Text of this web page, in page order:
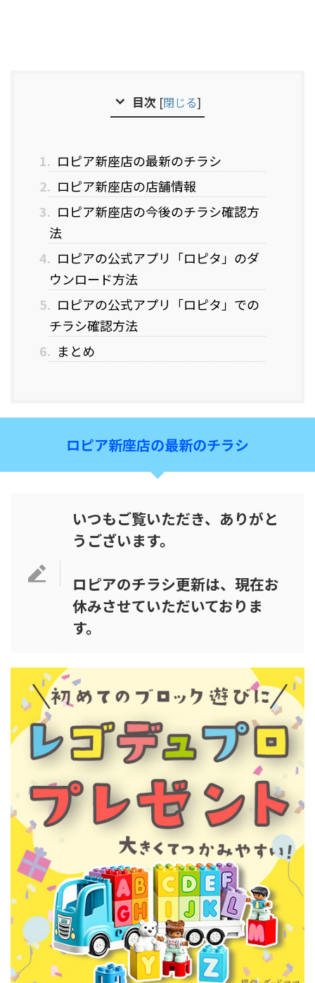
目次 [閉じる]
1. ロピア新座店の最新のチラシ
2. ロピア新座店の店舗情報
3. ロピア新座店の今後のチラシ確認方
法
4. ロピアの公式アプリ「ロピタ」のダ
ウンロード方法
5. ロピアの公式アプリ「ロピタ」での
チラシ確認方法
6. まとめ
ロピア新座店の最新のチラシ
いつもご覧いただき、ありがと
うございます。
ロピアのチラシ更新は、現在お
休みさせていただいておりま
す。